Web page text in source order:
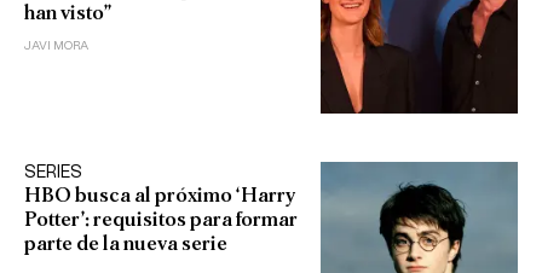
han visto”
JAVI MORA
SERIES
HBO busca al próximo ‘Harry
Potter’: requisitos para formar
parte de la nueva serie